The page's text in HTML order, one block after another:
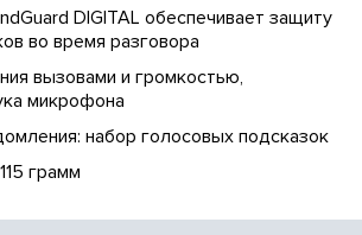
DIGITAL обеспечивает защиту
во время разговора
вызовами и громкостью,
микрофона
набор голосовых подсказок
грамм